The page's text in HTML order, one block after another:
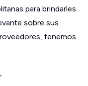
para brindarles
sobre sus
tenemos